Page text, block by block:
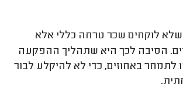
לוקחים שכר טרחה כללי אלא
הסיבה לכך היא שתהליך ההפקעה
לתמחר באחוזים, כדי לא להיקלע לבור